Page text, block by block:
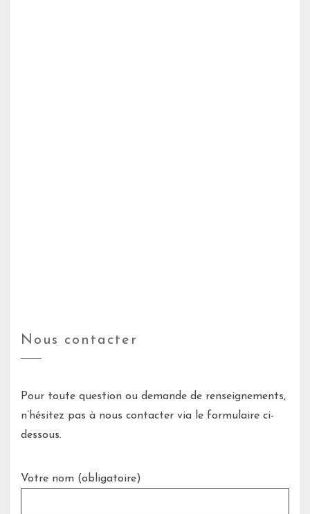
Nous contacter
Pour toute question ou demande de renseignements,
n’hésitez pas à nous contacter via le formulaire ci-
dessous.
Votre nom (obligatoire)